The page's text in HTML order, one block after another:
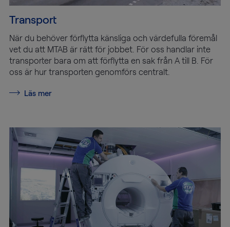
Transport
När du behöver förflytta känsliga och värdefulla föremål
vet du att MTAB är rätt för jobbet. För oss handlar inte
transporter bara om att förflytta en sak från A till B. För
oss är hur transporten genomförs centralt.
Läs mer